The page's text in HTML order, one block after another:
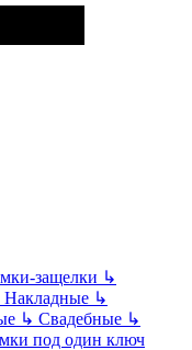
защелки ↳
Накладные ↳
↳ Свадебные ↳
под один ключ